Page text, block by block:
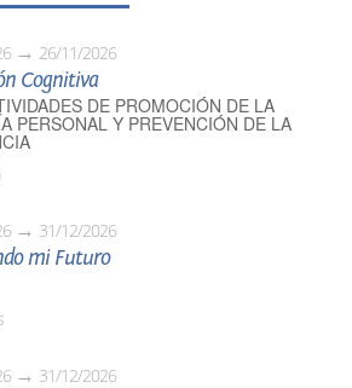
26/11/2026
Cognitiva
DE PROMOCIÓN DE LA
PERSONAL Y PREVENCIÓN DE LA
31/12/2026
mi Futuro
31/12/2026